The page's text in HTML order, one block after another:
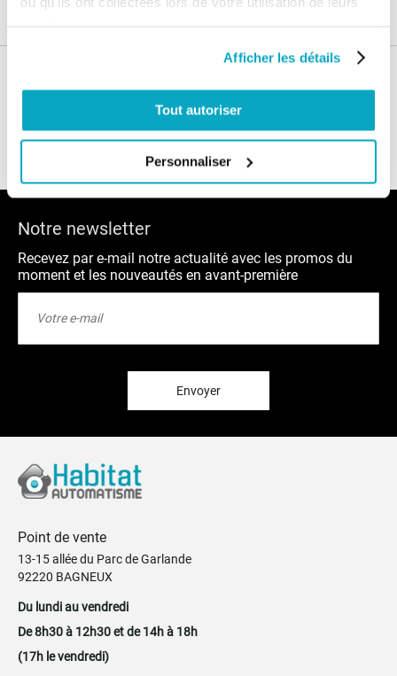
Afficher les détails
Tout autoriser
Personnaliser
Blog FAQ
Notre newsletter
Recevez par e-mail notre actualité avec les promos du
moment et les nouveautés en avant-première
Envoyer
Point de vente
13-15 allée du Parc de Garlande
92220 BAGNEUX
Du lundi au vendredi
De 8h30 à 12h30 et de 14h à 18h
(17h le vendredi)